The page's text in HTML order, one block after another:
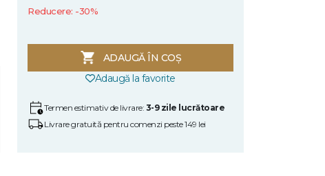
Reducere: -30%
ADAUGĂ ÎN COȘ
Adaugă la favorite
Termen estimativ de livrare: 3-9 zile lucrătoare
Livrare gratuită pentru comenzi peste 149 lei